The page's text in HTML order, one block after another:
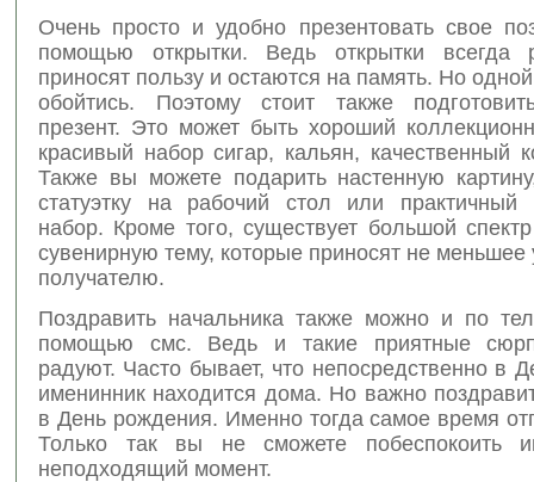
Очень просто и удобно презентовать свое
помощью открытки. Ведь открытки всегда
приносят пользу и остаются на память. Но
обойтись. Поэтому стоит также
презент. Это может быть хороший
красивый набор сигар, кальян, качественный
Также вы можете подарить настенную
статуэтку на рабочий стол или практичный
набор. Кроме того, существует большой
сувенирную тему, которые приносят не меньшее
получателю.
Поздравить начальника также можно и по
помощью смс. Ведь и такие приятные
радуют. Часто бывает, что непосредственно в
именинник находится дома. Но важно
в День рождения. Именно тогда самое время
Только так вы не сможете побеспокоить
неподходящий момент.